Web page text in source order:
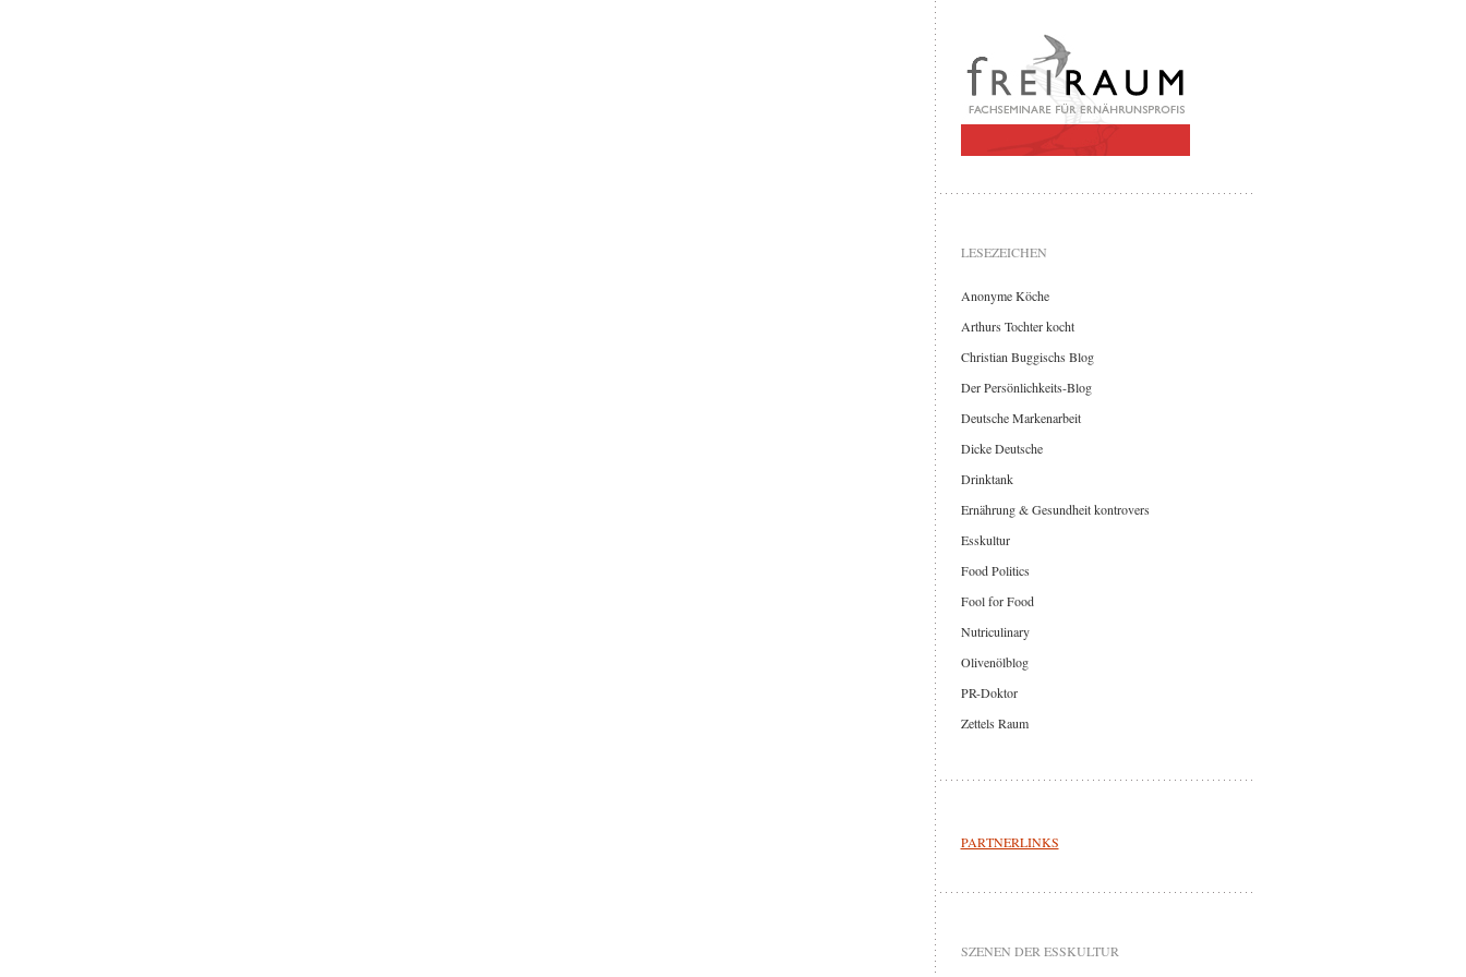
LESEZEICHEN
Anonyme Köche
Arthurs Tochter kocht
Christian Buggischs Blog
Der Persönlichkeits-Blog
Deutsche Markenarbeit
Dicke Deutsche
Drinktank
Ernährung & Gesundheit kontrovers
Esskultur
Food Politics
Fool for Food
Nutriculinary
Olivenölblog
PR-Doktor
Zettels Raum
PARTNERLINKS
SZENEN DER ESSKULTUR